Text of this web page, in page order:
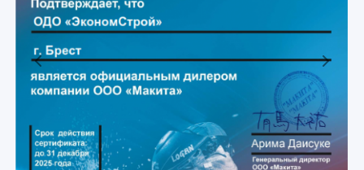
Previous Next